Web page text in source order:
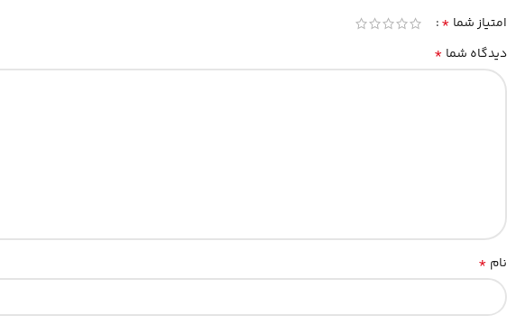
امتیاز شما *
دیدگاه شما *
نام *